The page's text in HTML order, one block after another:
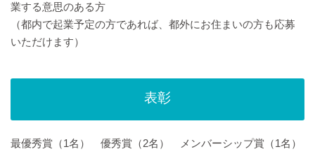
業する意思のある方
（都内で起業予定の方であれば、都外にお住まいの方も応募
いただけます）
表彰
最優秀賞（1名） 優秀賞（2名） メンバーシップ賞（1名）